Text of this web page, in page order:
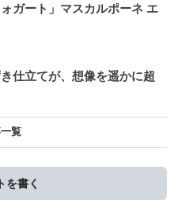
ガート」マスカルポーネ エ
仕立てが、想像を遥かに超
覧
を書く